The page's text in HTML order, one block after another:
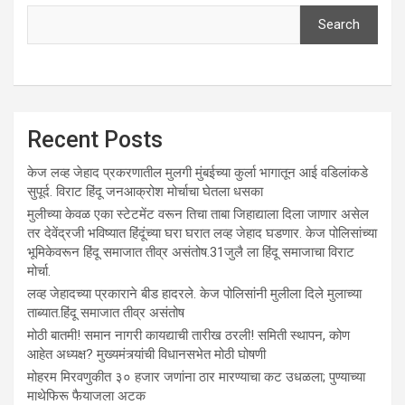
Search
Recent Posts
केज लव्ह जेहाद प्रकरणातील मुलगी मुंबईच्या कुर्ला भागातून आई वडिलांकडे
सुपूर्द. विराट हिंदू जनआक्रोश मोर्चाचा घेतला धसका
मुलीच्या केवळ एका स्टेटमेंट वरून तिचा ताबा जिहाद्याला दिला जाणार असेल
तर देवेंद्रजी भविष्यात हिंदूंच्या घरा घरात लव्ह जेहाद घडणार. केज पोलिसांच्या
भूमिकेवरून हिंदू समाजात तीव्र असंतोष.31जुलै ला हिंदू समाजाचा विराट
मोर्चा.
लव्ह जेहादच्या प्रकाराने बीड हादरले. केज पोलिसांनी मुलीला दिले मुलाच्या
ताब्यात.हिंदू समाजात तीव्र असंतोष
मोठी बातमी! समान नागरी कायद्याची तारीख ठरली! समिती स्थापन, कोण
आहेत अध्यक्ष? मुख्यमंत्र्यांची विधानसभेत मोठी घोषणी
मोहरम मिरवणुकीत ३० हजार जणांना ठार मारण्‍याचा कट उधळला; पुण्‍याच्‍या
माथेफिरू फैयाजला अटक